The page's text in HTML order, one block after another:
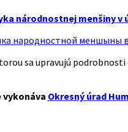
národnostnej menšiny v
народностной меншыны в
sa upravujú
vykonáva Okresný úrad